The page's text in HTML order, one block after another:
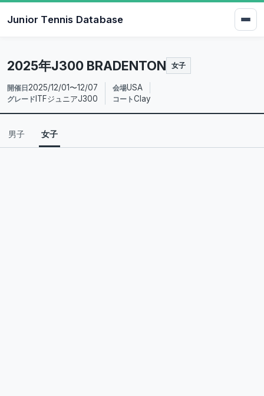
Junior Tennis Database
2025年J300 BRADENTON 女子
開催日 2025/12/01〜12/07 会場USA
グレード ITFジュニアJ300 コートClay
男子 女子